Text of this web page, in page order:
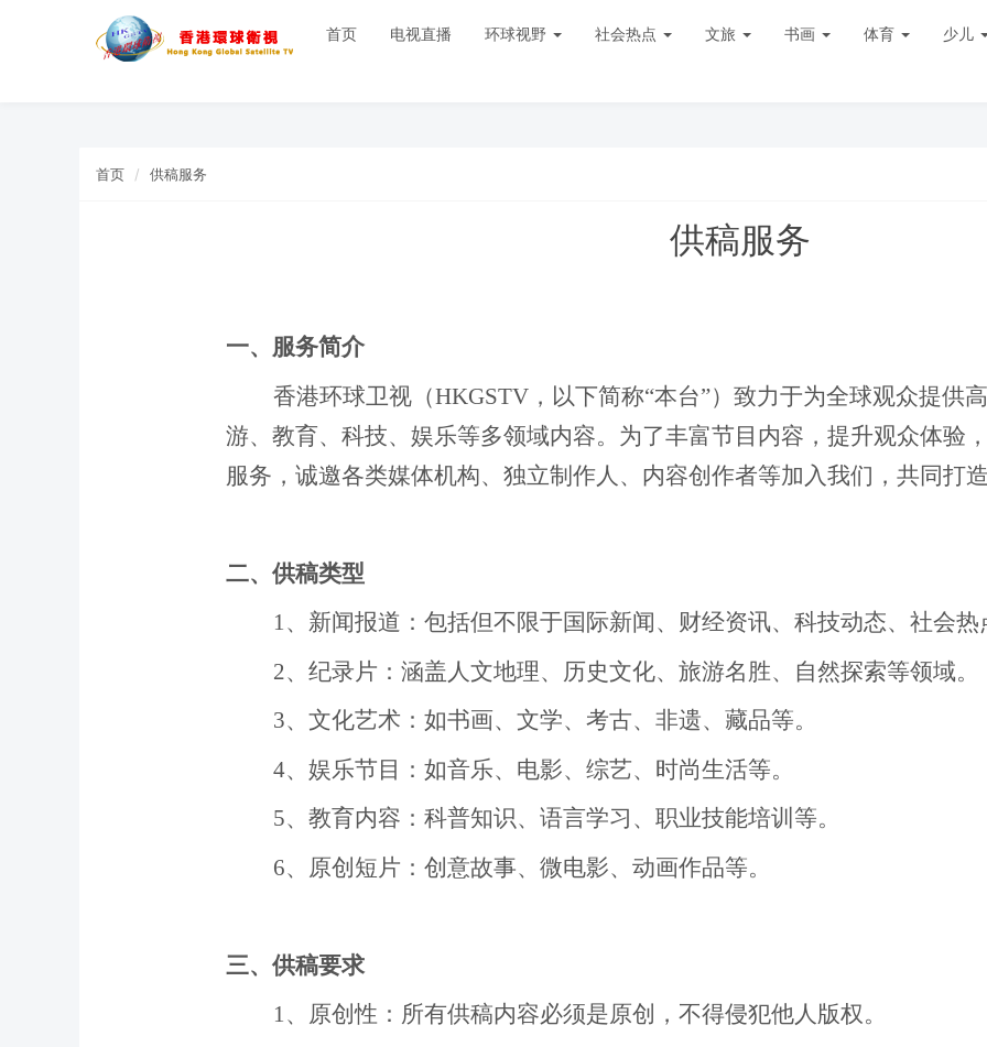
首页 电视直播 环球视野 社会热点 文旅 书画 体育 少儿
首页 供稿服务
供稿服务
一、服务简介
香港环球卫视（HKGSTV ，以下简称“本台”）致力于为全球观众提供
游、教育、科技、 娱乐等多领域内容。为了丰富节目内容，提升观众体验
服务，诚邀各类媒体机构、独立制作人、内容创作者等加入我们，共同打
二、供稿类型
1、 新闻报道：包括但不限于国际新闻、财经资讯、科技动态、社会热
2、 纪录片：涵盖人文地理、历史文化、 旅游名胜、
自然探索等领域。
3、文化艺术：如书画、文学、考古、非遗、藏品等。
4、 娱乐节目：如音乐、电影、综艺、时尚生活等。
5、 教育内容：科普知识、语言学习、职业技能培训等。
6、 原创短片：创意故事、微电影、动画作品等。
三、供稿要求
1、 原创性：所有供稿内容必须是原创，不得侵犯他人版权。